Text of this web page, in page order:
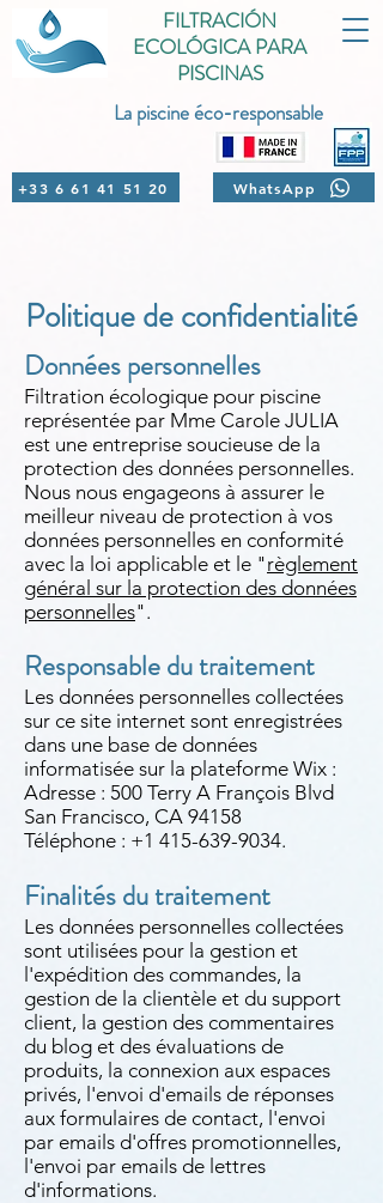
FILTRACIÓN
ECOLÓGICA PARA
PISCINAS
La piscine éco-responsable
WhatsApp
+33 6 61 41 51 20
Politique de confidentialité
Données personnelles
Filtration écologique pour piscine
représentée par Mme Carole JULIA
est une entreprise soucieuse de la
protection des données personnelles.
Nous nous engageons à assurer le
meilleur niveau de protection à vos
données personnelles en conformité
avec la loi applicable et le "règlement
général sur la protection des données
personnelles".
Responsable du traitement
Les données personnelles collectées
sur ce site internet sont enregistrées
dans une base de données
informatisée sur la plateforme Wix :
Adresse : 500 Terry A François Blvd
San Francisco, CA 94158
Téléphone : +1 415-639-9034.
Finalités du traitement
Les données personnelles collectées
sont utilisées pour la gestion et
l'expédition des commandes, la
gestion de la clientèle et du support
client, la gestion des commentaires
du blog et des évaluations de
produits, la connexion aux espaces
privés, l'envoi d'emails de réponses
aux formulaires de contact, l'envoi
par emails d'offres promotionnelles,
l'envoi par emails de lettres
d'informations.